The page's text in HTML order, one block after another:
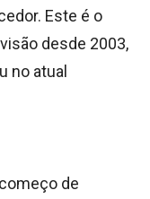
Este é o
desde 2003,
no atual
de